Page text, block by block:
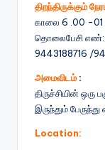
திறந்திருக்கும்
காலை 6 .00 -
தொலைபேசி எண்:
9443188716 /
அமைவிடம்:
திருச்சியின்
இருந்தும்
Location: